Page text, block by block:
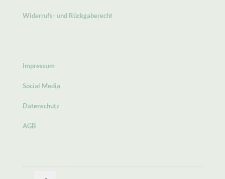
Widerrufs- und Rückgaberecht
Impressum
Social Media
Datenschutz
AGB